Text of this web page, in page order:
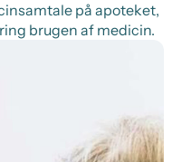
på apoteket,
brugen af medicin.